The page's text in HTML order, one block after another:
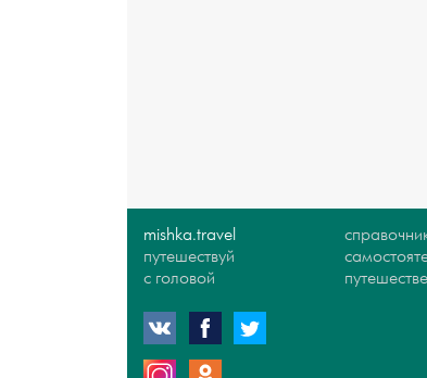
mishka.travel
путешествуй
с головой